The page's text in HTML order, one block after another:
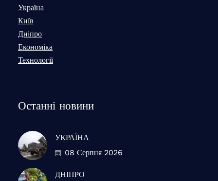
Україна
Київ
Дніпро
Економіка
Технології
Останні новини
УКРАЇНА
08 Серпня 2026
ДНІПРО